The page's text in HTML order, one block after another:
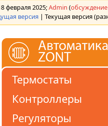
февраля 2025;Admin (обсуждение
версия | Текущая версия
Термостаты
Контроллеры
Регуляторы